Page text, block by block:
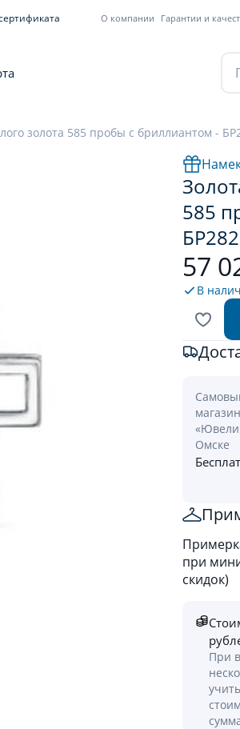
О компании Гарантии и
золота 585 пробы с бриллиантом -
585
57
В
Омске
при
скидок)
При